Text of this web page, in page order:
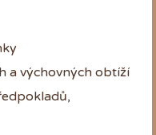
a výchovných obtíží